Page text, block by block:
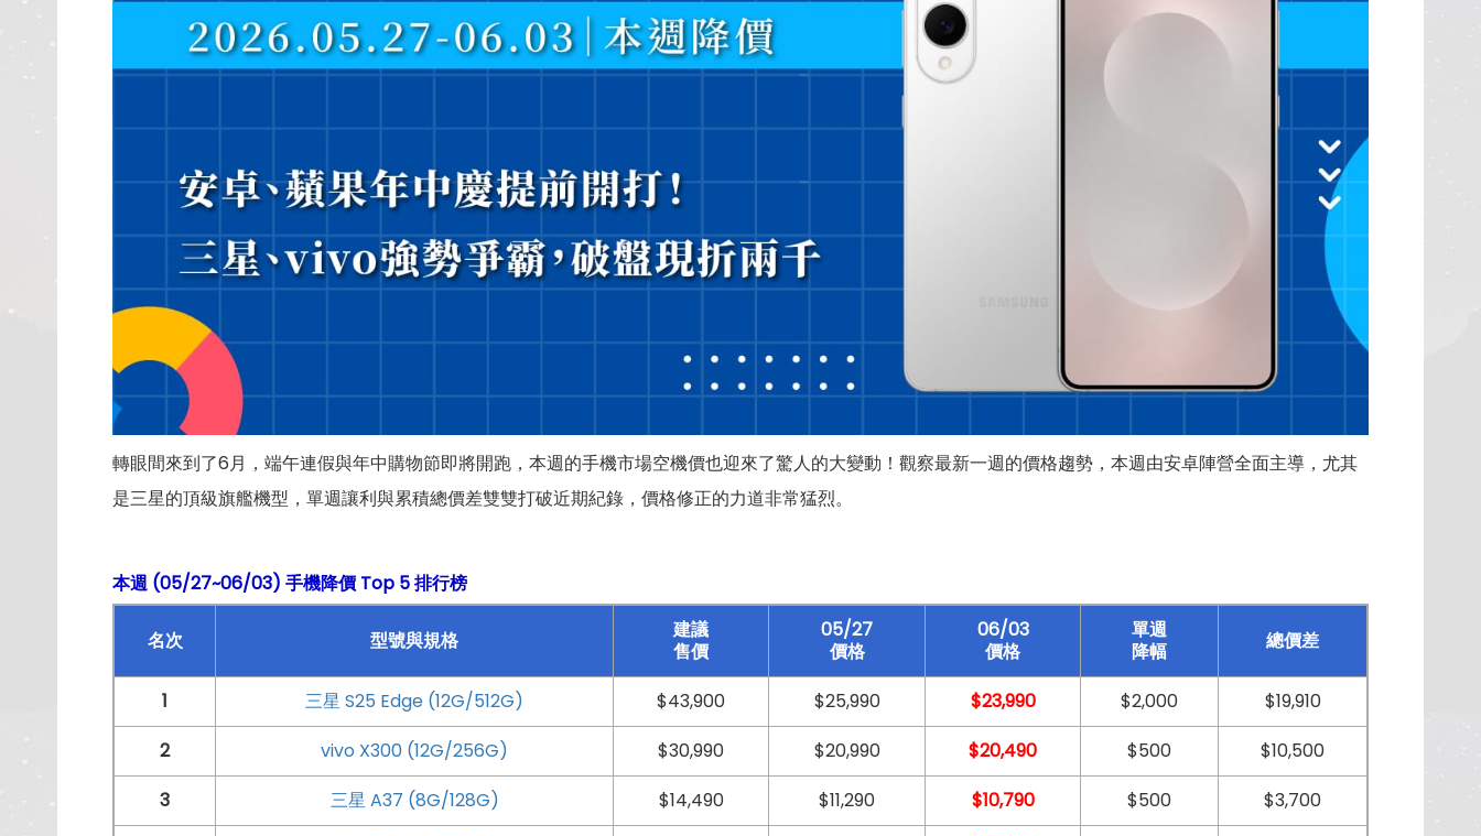
轉眼間來到了6月，端午連假與年中購物節即將開跑，本週的手機市場空機價也迎來了驚人的大變動！觀察最新一週的價格趨勢，本週由安卓陣營全面主導，尤其
是三星的頂級旗艦機型，單週讓利與累積總價差雙雙打破近期紀錄，價格修正的力道非常猛烈。
本週 (05/27~06/03) 手機降價 Top 5 排行榜
名次 型號與規格
建議
售價
05/27
價格
06/03
價格
單週
降幅
總價差
1 三星 S25 Edge (12G/512G) $43,900 $25,990 $23,990 $2,000
$19,910
2
vivo X300 (12G/256G) $30,990 $20,990 $20,490 $500
$10,500
3
三星 A37 (8G/128G) $14,490 $11,290 $10,790 $500
$3,700